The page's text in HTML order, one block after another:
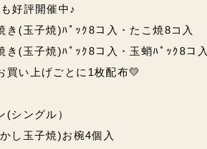
好評開催中♪
き(玉子焼)ﾊﾟｯｸ8コ入・たこ焼8コ入
き(玉子焼)ﾊﾟｯｸ8コ入・玉蛸ﾊﾟｯｸ8コ入
買い上げごとに1枚配布💛
(シングル）
し玉子焼)お椀4個入